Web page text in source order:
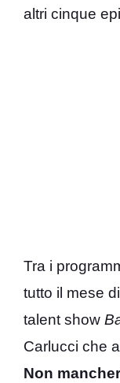
altri cinque
Tra i
tutto il mese
talent show
Carlucci che
Non